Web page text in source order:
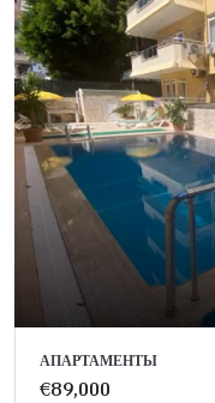
АПАРТАМЕНТЫ
€89,000